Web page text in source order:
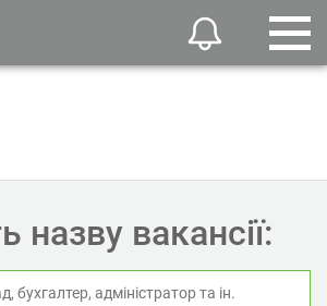
назву вакансії: